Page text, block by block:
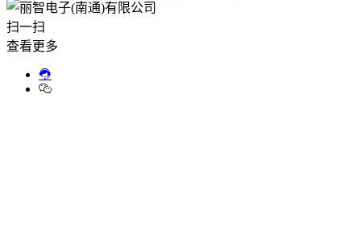
扫一扫
查看更多